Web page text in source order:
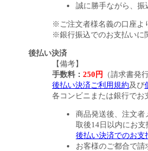
誠に勝手ながら、振
※ご注文者様名義の口座よ
※銀行振込でのお支払いに
後払い決済
【備考】
手数料： 250円
（請求書発
後払い決済ご利用規約及び
各コンビニまたは銀行でお
商品発送後、注文者
取後14日以内にお支
後払い決済でのお支
お客様のご都合で